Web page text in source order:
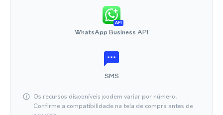
API
WhatsApp Business API
SMS
Os recursos disponíveis podem variar por número.
Confirme a compatibilidade na tela de compra antes de